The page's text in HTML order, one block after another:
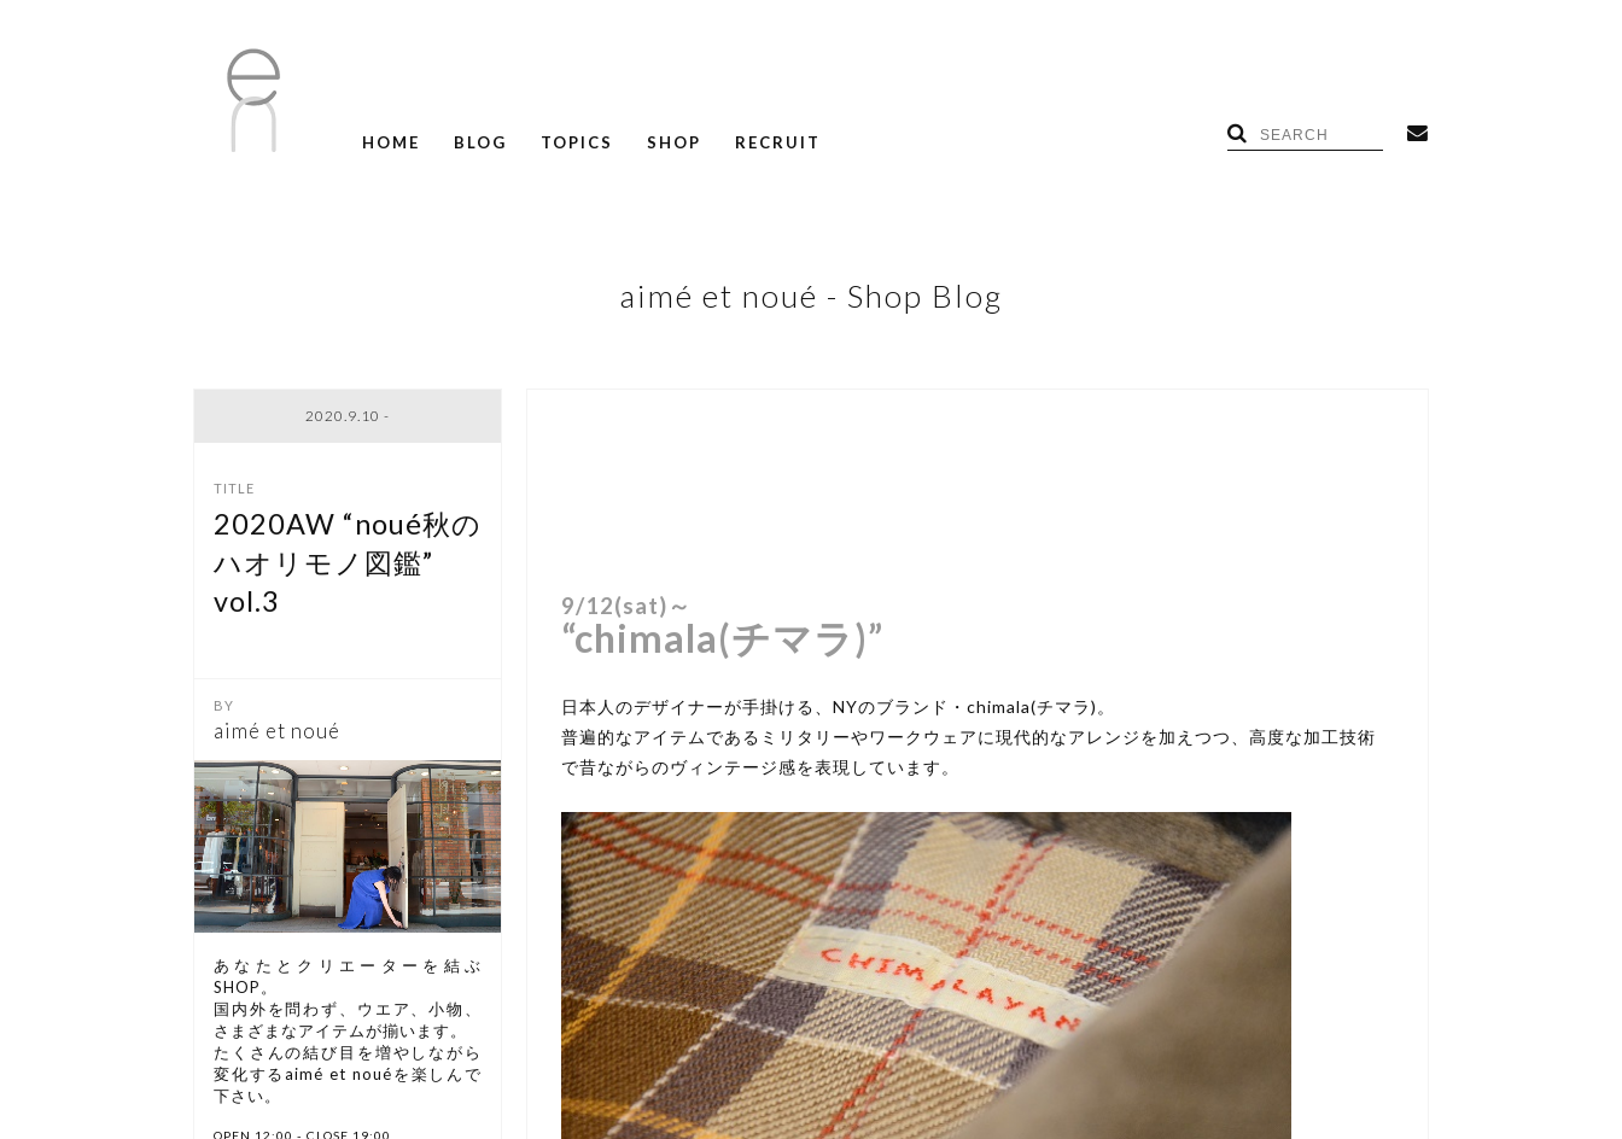
HOME BLOG
TOPICS
SHOP RECRUIT
aimé et noué - Shop Blog
2020.9.10 -
2020AW “noué秋の
ハオリモノ図鑑”
vol.3
9/12(sat)～
“chimala(チマラ)”
日本人のデザイナーが手掛ける、NYのブランド・chimala(チマラ)。
普遍的なアイテムであるミリタリーやワークウェアに現代的なアレンジを加えつつ、高度な加工技術
で昔ながらのヴィンテージ感を表現しています。
aimé et noué
あなたとクリエーターを結ぶ
SHOP。
国内外を問わず、ウエア、小物、
さまざまなアイテムが揃います。
たくさんの結び目を増やしながら
変化するaimé et nouéを楽しんで
下さい。
OPEN 12:00 - CLOSE 19:00